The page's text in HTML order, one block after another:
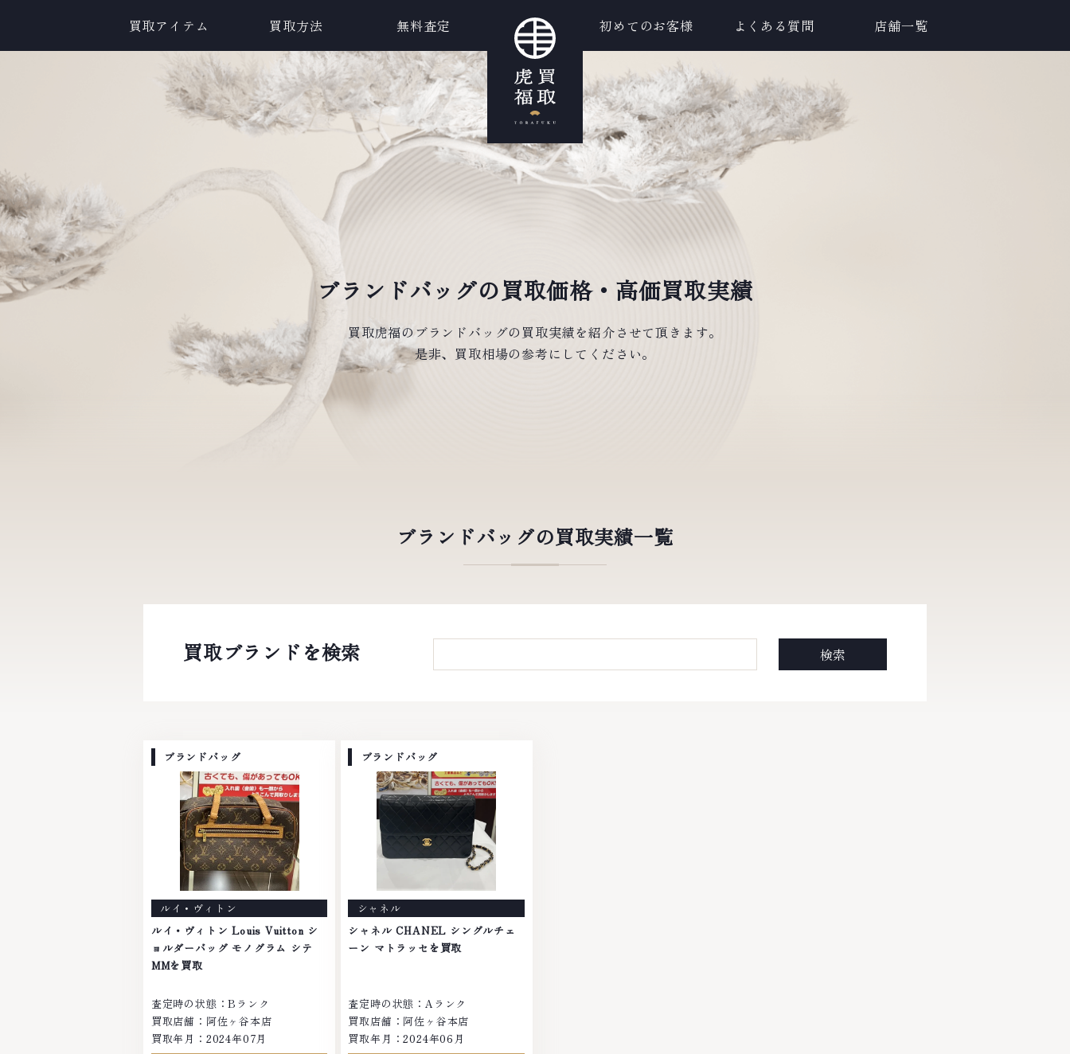
買取アイテム 買取方法 無料査定 初めてのお客様 よくある質問 店舗一覧
ブランドバッグの買取価格・高価買取実績
買取虎福のブランドバッグの買取実績を紹介させて頂きます。
是非、買取相場の参考にしてください。
ブランドバッグの買取実績一覧
買取ブランドを検索
ブランドバッグ
ルイ・ヴィトン
ルイ・ヴィトン Louis Vuitton シ
ョルダーバッグ モノグラム シテ
MMを買取
査定時の状態：Bランク
買取店舗：阿佐ヶ谷本店
買取年月： 2024年07月
ブランドバッグ
シャネル
シャネル CHANEL シングルチェ
ーン マトラッセを買取
査定時の状態：Aランク
買取店舗：阿佐ヶ谷本店
買取年月：2024年06月